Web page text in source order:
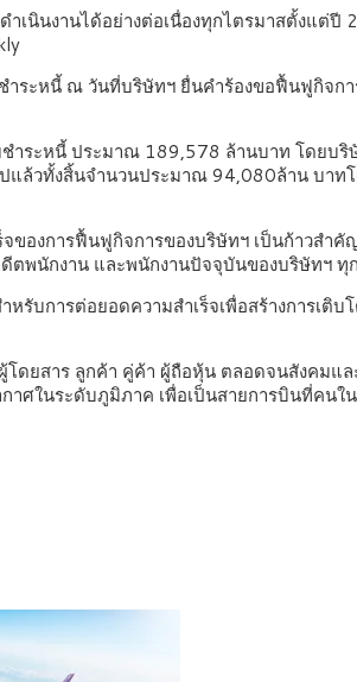
นงานได้อย่างต่อเนื่องทุกไตรมาสตั้งแต่ปี
ระหนี้ ณ วันที่บริษัทฯ ยื่นคำร้องขอฟื้นฟูกิจก
ระหนี้ ประมาณ 189,578 ล้านบาท โดยบ
ล้วทั้งสิ้นจำนวนประมาณ 94,080ล้าน บา
จของการฟื้นฟูกิจการของบริษัทฯ เป็นก้าวส
พนักงาน และพนักงานปัจจุบันของบริษัทฯ
การต่อยอดความสำเร็จเพื่อสร้างการเติ
ยสาร ลูกค้า คู่ค้า ผู้ถือหุ้น ตลอดจนสังคมแ
ศในระดับภูมิภาค เพื่อเป็นสายการบินที่คน